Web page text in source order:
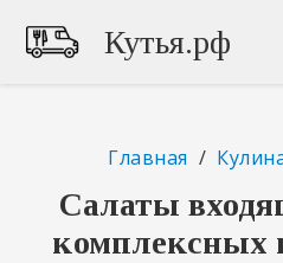
Кутья.рф
Главная /
Салаты
комплексных